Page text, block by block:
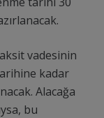
vadesinin
kadar
Alacağa
bu